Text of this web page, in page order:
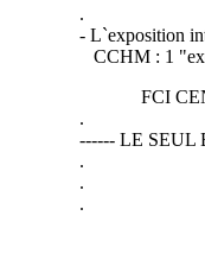
.
- L`exposition
CCHM : 1
FCI
.
------ LE SEUL
.
.
.